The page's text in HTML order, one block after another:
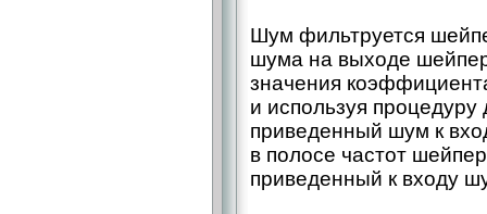
Шум фильтруется
шума на выходе
значения
и используя
приведенный шум к
в полосе частот
приведенный к входу